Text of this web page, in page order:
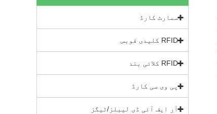
سمارٹ کارڈ
RFID کلیدی فوبس
RFID کلائی بند
پی وی سی کارڈ
آر ایف آئی ڈی لیبلز/ٹیگز